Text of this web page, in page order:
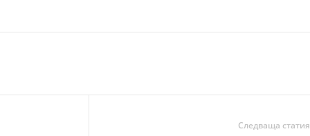
Следваща статия